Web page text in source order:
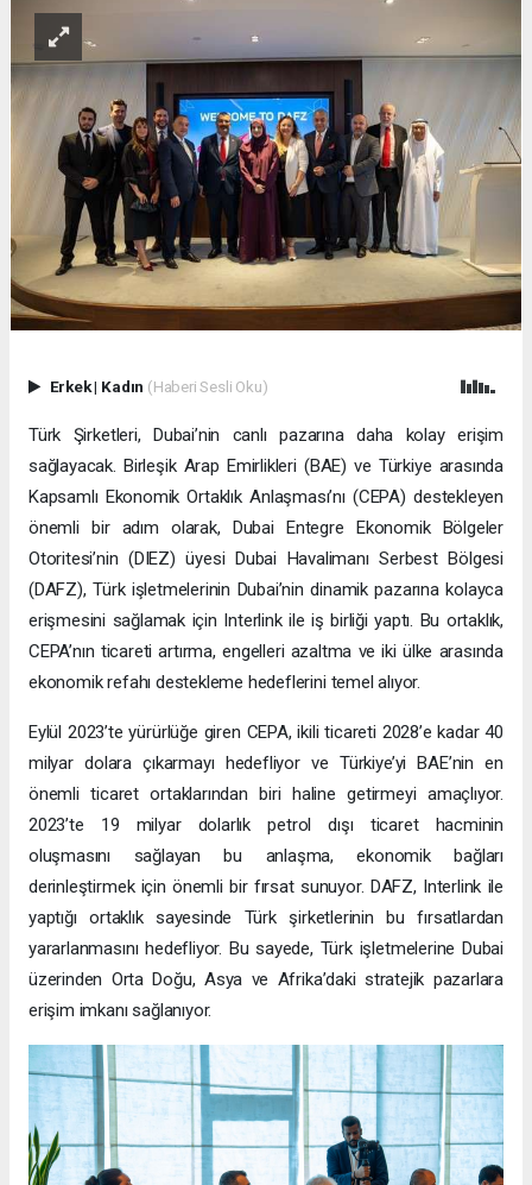
Erkek| Kadın (Haberi Sesli Oku)
Türk Şirketleri, Dubai’nin canlı pazarına daha kolay erişim
sağlayacak. Birleşik Arap Emirlikleri (BAE) ve Türkiye arasında
Kapsamlı Ekonomik Ortaklık Anlaşması’nı (CEPA) destekleyen
önemli bir adım olarak, Dubai Entegre Ekonomik Bölgeler
Otoritesi’nin (DIEZ) üyesi Dubai Havalimanı Serbest Bölgesi
(DAFZ), Türk işletmelerinin Dubai’nin dinamik pazarına kolayca
erişmesini sağlamak için Interlink ile iş birliği yaptı. Bu ortaklık,
CEPA’nın ticareti artırma, engelleri azaltma ve iki ülke arasında
ekonomik refahı destekleme hedeflerini temel alıyor.
Eylül 2023’te yürürlüğe giren CEPA, ikili ticareti 2028’e kadar 40
milyar dolara çıkarmayı hedefliyor ve Türkiye’yi BAE’nin en
önemli ticaret ortaklarından biri haline getirmeyi amaçlıyor.
2023’te 19 milyar dolarlık petrol dışı ticaret hacminin
oluşmasını sağlayan bu anlaşma, ekonomik bağları
derinleştirmek için önemli bir fırsat sunuyor. DAFZ, Interlink ile
yaptığı ortaklık sayesinde Türk şirketlerinin bu fırsatlardan
yararlanmasını hedefliyor. Bu sayede, Türk işletmelerine Dubai
üzerinden Orta Doğu, Asya ve Afrika’daki stratejik pazarlara
erişim imkanı sağlanıyor.